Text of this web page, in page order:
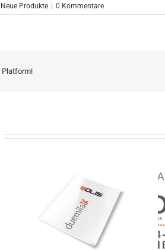
Neue Produkte | 0 Kommentare
Platform!
WIR SIND AUF DER
BRICODAY 2025
VERTRETEN